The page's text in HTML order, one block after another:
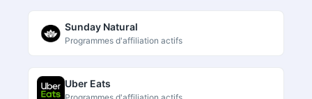
Sunday Natural
Programmes d'affiliation actifs
Uber Eats